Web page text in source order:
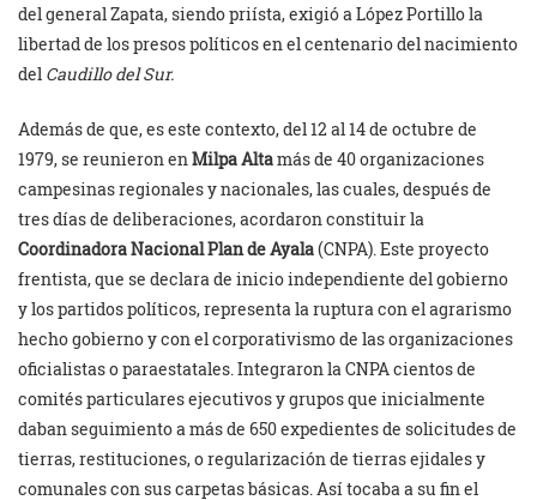
del general Zapata, siendo priísta, exigió a López Portillo la
libertad de los presos políticos en el centenario del nacimiento
del Caudillo del Sur.
Además de que, es este contexto, del 12 al 14 de octubre de
1979, se reunieron en Milpa Altamás de 40 organizaciones
campesinas regionales y nacionales, las cuales, después de
tres días de deliberaciones, acordaron constituir la
Coordinadora Nacional Plan de Ayala(CNPA). Este proyecto
frentista, que se declara de inicio independiente del gobierno
y los partidos políticos, representa la ruptura con el agrarismo
hecho gobierno y con el corporativismo de las organizaciones
oficialistas o paraestatales. Integraron la CNPA cientos de
comités particulares ejecutivos y grupos que inicialmente
daban seguimiento a más de 650 expedientes de solicitudes de
tierras, restituciones, o regularización de tierras ejidales y
comunales con sus carpetas básicas. Así tocaba a su fin el